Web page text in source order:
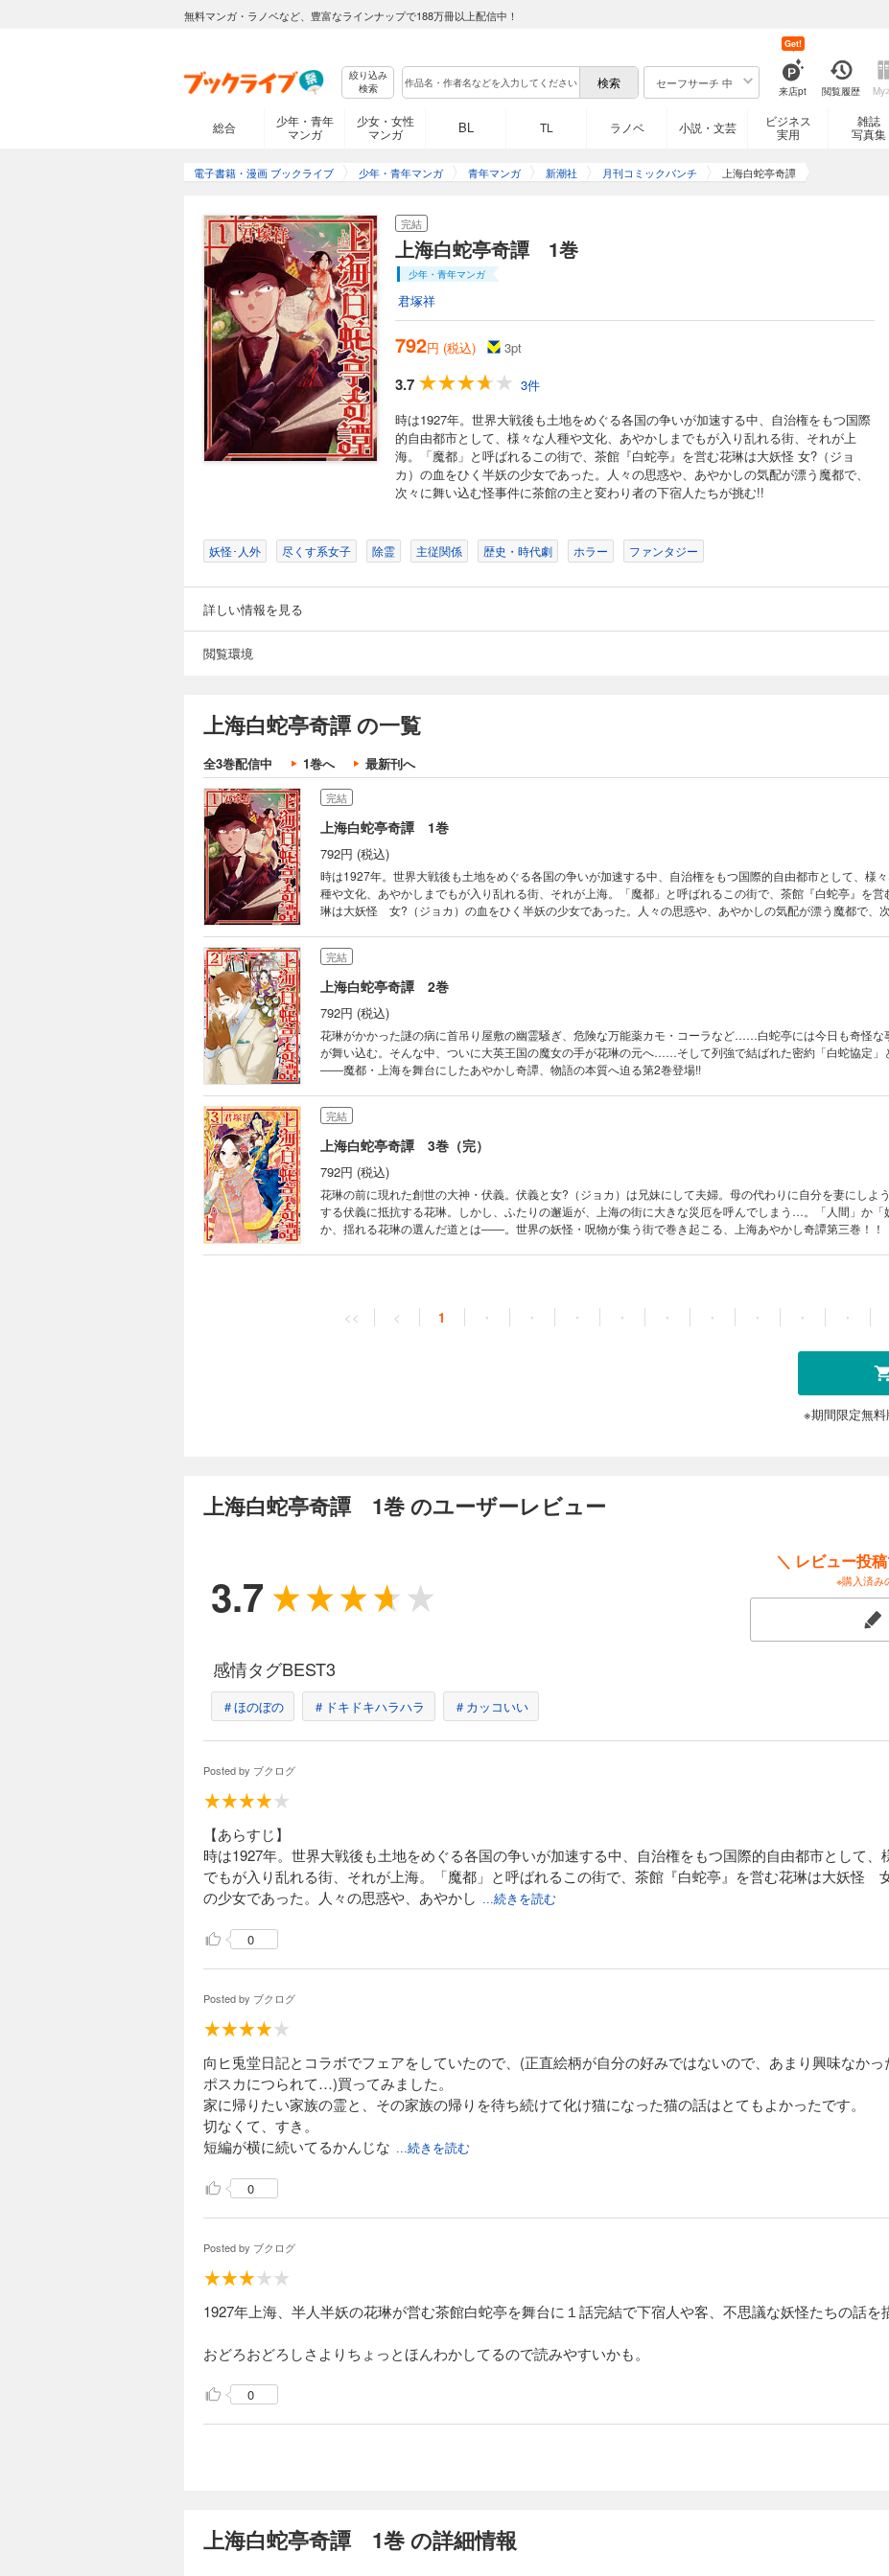
無料マンガ・ラノベなど、豊富なラインナップで188万冊以上配信中！
絞り込み
検索
セーフサーチ 中
来店pt
Get!
閲覧履歴 My
総合
少年・青年
マンガ
少女・女性
マンガ
BL TL ラノベ 小説・文芸
ビジネス
実用
雑誌
写真集
電子書籍・漫画 ブックライブ 少年・青年マンガ 青年マンガ 新潮社 月刊コミックバンチ 上海白蛇亭奇譚
完結
上海白蛇亭奇譚 1巻
少年・青年マンガ
君塚祥
792円 (税込) 3pt
3.7
3件
時は1927年。世界大戦後も土地をめぐる各国の争いが加速する中、自治権をもつ国際
的自由都市として、様々な人種や文化、あやかしまでもが入り乱れる街、それが上
海。「魔都」と呼ばれるこの街で、茶館『白蛇亭』を営む花琳は大妖怪 女?（ジョ
カ）の血をひく半妖の少女であった。人々の思惑や、あやかしの気配が漂う魔都で、
次々に舞い込む怪事件に茶館の主と変わり者の下宿人たちが挑む!!
妖怪･人外 尽くす系女子 除霊 主従関係 歴史・時代劇 ホラー ファンタジー
詳しい情報を見る
閲覧環境
上海白蛇亭奇譚 の一覧
全3巻配信中 1巻へ 最新刊へ
完結
上海白蛇亭奇譚 1巻
792円 (税込)
時は1927年。世界大戦後も土地をめぐる各国の争いが加速する中、自治権をもつ国際的自由都市として、様々
種や文化、あやかしまでもが入り乱れる街、それが上海。「魔都」と呼ばれるこの街で、茶館『白蛇亭』を営
琳は大妖怪 女?（ジョカ）の血をひく半妖の少女であった。人々の思惑や、あやかしの気配が漂う魔都で、
完結
上海白蛇亭奇譚 2巻
792円 (税込)
花琳がかかった謎の病に首吊り屋敷の幽霊騒ぎ、危険な万能薬カモ・コーラなど……白蛇亭には今日も奇怪な
が舞い込む。そんな中、ついに大英王国の魔女の手が花琳の元へ……そして列強で結ばれた密約「白蛇協定」
――魔都・上海を舞台にしたあやかし奇譚、物語の本質へ迫る第2巻登場!!
完結
上海白蛇亭奇譚 3巻（完）
792円 (税込)
花琳の前に現れた創世の大神・伏義。伏義と女?（ジョカ）は兄妹にして夫婦。母の代わりに自分を妻にしよ
する伏義に抵抗する花琳。しかし、ふたりの邂逅が、上海の街に大きな災厄を呼んでしまう…。「人間」か「
か、揺れる花琳の選んだ道とは――。世界の妖怪・呪物が集う街で巻き起こる、上海あやかし奇譚第三巻！！
<< < 1 ・ ・ ・ ・ ・ ・ ・ ・ ・
※期間限定無
上海白蛇亭奇譚 1巻 のユーザーレビュー
3.7
＼ レビュー投
※購入済み
感情タグBEST3
＃ほのぼの ＃ドキドキハラハラ ＃カッコいい
Posted by ブクログ
【あらすじ】
時は1927年。世界大戦後も土地をめぐる各国の争いが加速する中、自治権をもつ国際的自由都市として、
でもが入り乱れる街、それが上海。「魔都」と呼ばれるこの街で、茶館『白蛇亭』を営む花琳は大妖怪
の少女であった。人々の思惑や、あやかし ...続きを読む
0
Posted by ブクログ
向ヒ兎堂日記とコラボでフェアをしていたので、(正直絵柄が自分の好みではないので、あまり興味なか
ポスカにつられて…)買ってみました。
家に帰りたい家族の霊と、その家族の帰りを待ち続けて化け猫になった猫の話はとてもよかったです。
切なくて、すき。
短編が横に続いてるかんじな ...続きを読む
0
Posted by ブクログ
1927年上海、半人半妖の花琳が営む茶館白蛇亭を舞台に１話完結で下宿人や客、不思議な妖怪たちの話を
おどろおどろしさよりちょっとほんわかしてるので読みやすいかも。
0
上海白蛇亭奇譚 1巻 の詳細情報